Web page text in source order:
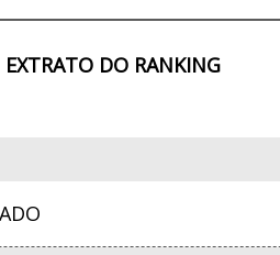
EXTRATO DO RANKING